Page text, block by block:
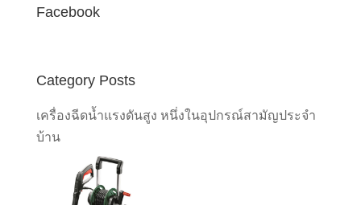
Facebook
Category Posts
เครื่องฉีดน้ำแรงดันสูง หนึ่งในอุปกรณ์สามัญประจำ
บ้าน